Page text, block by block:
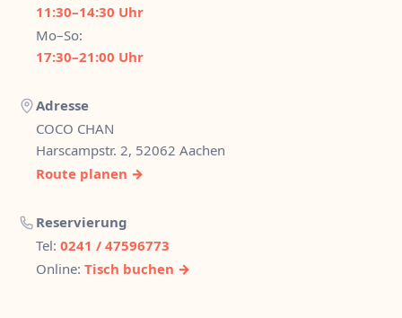
11:30–14:30 Uhr
Mo–So:
17:30–21:00 Uhr
Adresse
COCO CHAN
Harscampstr. 2, 52062 Aachen
Route planen →
Reservierung
Tel: 0241 / 47596773
Online: Tisch buchen →